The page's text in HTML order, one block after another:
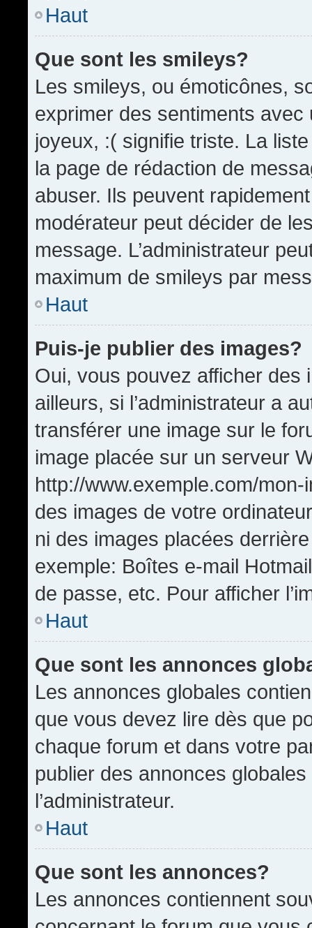
Haut
Que sont les smileys?
Les smileys, ou émoticônes,
exprimer des sentiments
joyeux, :( signifie triste. La
la page de rédaction de
abuser. Ils peuvent
modérateur peut décider de
message. L’administrateur
maximum de smileys par
Haut
Puis-je publier des images?
Oui, vous pouvez afficher
ailleurs, si l’administrateur a
transférer une image sur le
image placée sur un serveur
http://www.exemple.com/
des images de votre
ni des images placées
exemple: Boîtes e-mail
de passe, etc. Pour afficher
Haut
Que sont les annonces
Les annonces globales
que vous devez lire dès que
chaque forum et dans votre
publier des annonces
l’administrateur.
Haut
Que sont les annonces?
Les annonces contiennent